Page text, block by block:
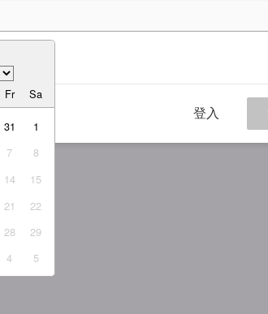
Fr Sa
31
1
7
8
14
15
21
22
28
29
4 5
策
登入